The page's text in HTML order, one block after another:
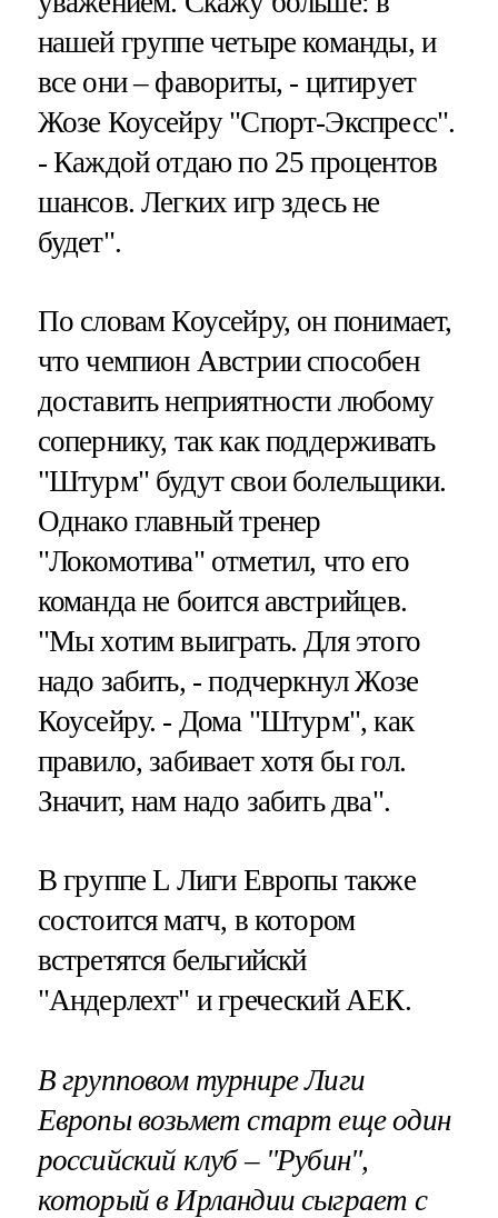
нашей группе четыре команды, и
все они – фавориты, - цитирует
Жозе Коусейру "Спорт-Экспресс".
- Каждой отдаю по 25 процентов
шансов. Легких игр здесь не
будет".
По словам Коусейру, он понимает,
что чемпион Австрии способен
доставить неприятности любому
сопернику, так как поддерживать
"Штурм" будут свои болельщики.
Однако главный тренер
"Локомотива" отметил, что его
команда не боится австрийцев.
"Мы хотим выиграть. Для этого
надо забить, - подчеркнул Жозе
Коусейру. - Дома "Штурм", как
правило, забивает хотя бы гол.
Значит, нам надо забить два".
В группе L Лиги Европы также
состоится матч, в котором
встретятся бельгийскй
"Андерлехт" и греческий АЕК.
В групповом турнире Лиги
Европы возьмет старт еще один
российский клуб – "Рубин",
который в Ирландии сыграет с